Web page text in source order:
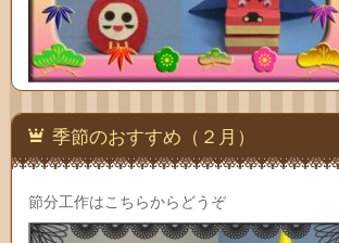
季節のおすすめ（２月）
節分工作はこちらからどうぞ